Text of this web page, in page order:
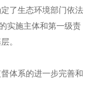
了生态环境部门依法
实施主体和第一级责
。
体系的进一步完善和